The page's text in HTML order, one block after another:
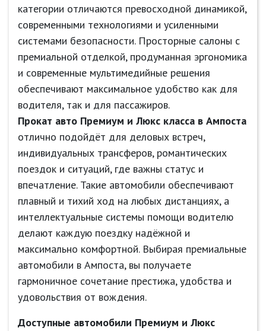
категории отличаются превосходной динамикой,
современными технологиями и усиленными
системами безопасности. Просторные салоны с
премиальной отделкой, продуманная эргономика
и современные мультимедийные решения
обеспечивают максимальное удобство как для
водителя, так и для пассажиров.
Прокат авто Премиум и Люкс класса в Ампоста
отлично подойдёт для деловых встреч,
индивидуальных трансферов, романтических
поездок и ситуаций, где важны статус и
впечатление. Такие автомобили обеспечивают
плавный и тихий ход на любых дистанциях, а
интеллектуальные системы помощи водителю
делают каждую поездку надёжной и
максимально комфортной. Выбирая премиальные
автомобили в Ампоста, вы получаете
гармоничное сочетание престижа, удобства и
удовольствия от вождения.
Доступные автомобили Премиум и Люкс